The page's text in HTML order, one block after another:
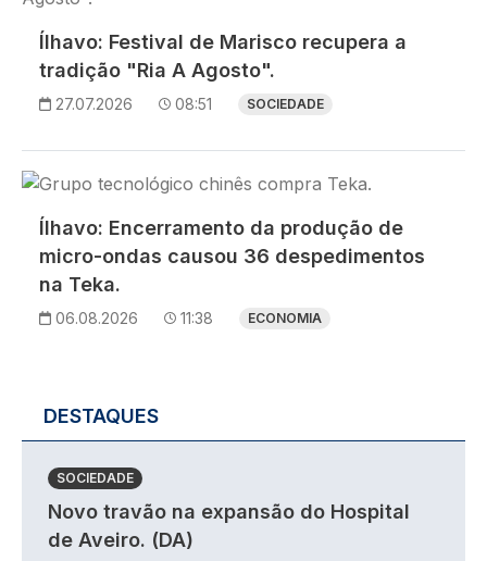
Ílhavo: Festival de Marisco recupera a
tradição "Ria A Agosto".
27.07.2026 08:51 SOCIEDADE
Imagem
Ílhavo: Encerramento da produção de
micro-ondas causou 36 despedimentos
na Teka.
06.08.2026 11:38 ECONOMIA
DESTAQUES
SOCIEDADE
Novo travão na expansão do Hospital
de Aveiro. (DA)